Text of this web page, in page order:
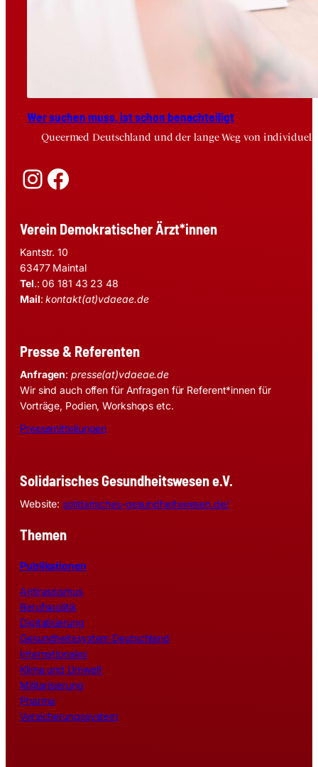
Wer suchen muss, ist schon benach­tei­ligt
Queermed Deutschland und der lange Weg von
Instagram
Facebook
Verein Demokratischer Ärzt*innen
Kantstr. 10
63477 Maintal
Tel.: 06 181 43 23 48
Mail:kontakt(at)vdaeae.de
Presse & Referenten
Anfragen:presse(at)vdaeae.de
Wir sind auch offen für Anfragen für Referent*innen für
Vorträge, Podien, Workshops etc.
Pressemitteilungen
Solidarisches Gesundheitswesen e.V.
Website: solidarisches-gesundheitswesen.de/
Themen
Publikationen
Antirassismus
Berufspolitik
Digitalisierung
Gesundheitssystem Deutschland
Internationales
Klima und Umwelt
Militarisierung
Pharma
Versicherungssystem